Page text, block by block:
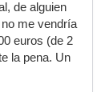
de alguien
me vendría
euros (de 2
la pena. Un